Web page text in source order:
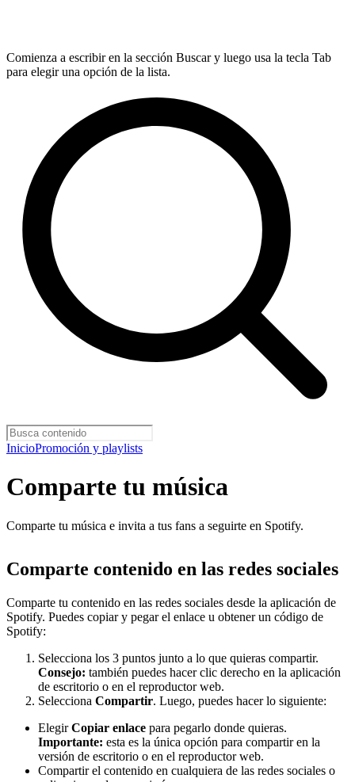
Comienza a escribir en la sección Buscar y luego usa la tecla Tab
para elegir una opción de la lista.
InicioPromoción y playlists
Comparte tu música
Comparte tu música e invita a tus fans a seguirte en Spotify.
Comparte contenido en las redes sociales
Comparte tu contenido en las redes sociales desde la aplicación de
Spotify. Puedes copiar y pegar el enlace u obtener un código de
Spotify:
Selecciona los 3 puntos junto a lo que quieras compartir.
Consejo: también puedes hacer clic derecho en la aplicación
de escritorio o en el reproductor web.
Selecciona Compartir. Luego, puedes hacer lo siguiente:
ElegirCopiar enlace para pegarlo donde quieras.
Importante: esta es la única opción para compartir en la
versión de escritorio o en el reproductor web.
Compartir el contenido en cualquiera de las redes sociales o